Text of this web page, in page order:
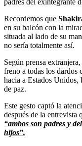
padres del exintegrante
Recordemos que
en su balcón con la
situada al lado de su
no sería totalmente así.
Según prensa
freno a todas los dardos
hacia a Estados Unidos,
de paz.
Este gesto captó la
después de la entrevista
“ambos son padres y
hijos”.